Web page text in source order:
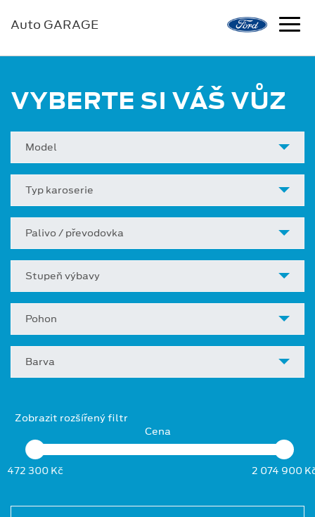
Auto GARAGE
VYBERTE SI VÁŠ VŮZ
Model
Typ karoserie
Palivo / převodovka
Stupeň výbavy
Pohon
Barva
Zobrazit rozšířený filtr
Cena
472 300 Kč 2 074 900